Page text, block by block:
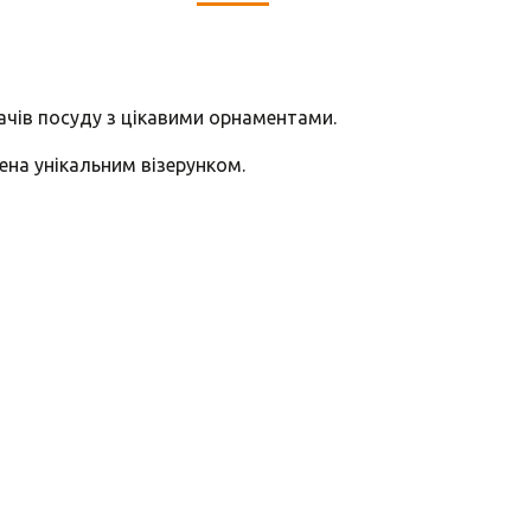
посуду з цікавими орнаментами.
унікальним візерунком.